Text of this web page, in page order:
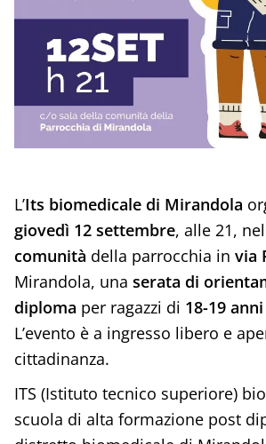
L’Its biomedicale di Mirandola
giovedì 12 settembre, alle 21,
comunità della parrocchia in via
Mirandola, una serata di
diploma per ragazzi di 18-19 anni
L’evento è a ingresso libero e
cittadinanza.
ITS (Istituto tecnico superiore)
scuola di alta formazione post